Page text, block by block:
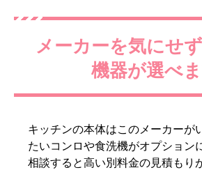
メーカーを気にせ
機器が選べ
キッチンの本体はこのメーカーが
たいコンロや食洗機がオプション
相談すると高い別料金の見積もり